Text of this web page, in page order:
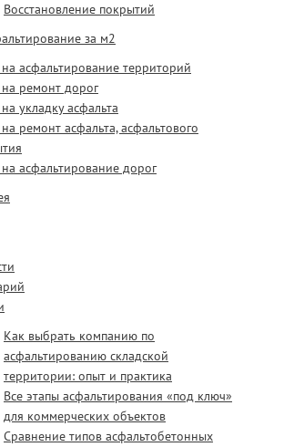
Восстановление покрытий
за м2
асфальтирование территорий
ремонт дорог
укладку асфальта
ремонт асфальта, асфальтового
асфальтирование дорог
Как выбрать компанию по
асфальтированию складской
территории: опыт и практика
Все этапы асфальтирования «под ключ»
для коммерческих объектов
Сравнение типов асфальтобетонных